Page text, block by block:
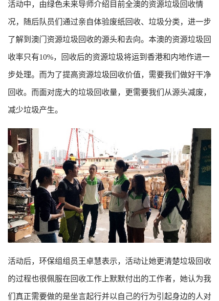
活动中，由绿色未来导师介绍目前全澳的资源垃圾回收情
况，随后队员们通过亲自体验废纸回收、垃圾分类，进一步
了解到澳门资源垃圾回收的源头和去向。本澳的资源垃圾回
收率只有10%，回收后的资源垃圾将运到香港和内地作进一
步处理。而为了提高资源垃圾回收价值，需要我们做好干净
回收。而面对庞大的垃圾回收量，更需要我们从源头减废，
减少垃圾产生。
活动后，环保组组员王卓慧表示，活动让她更清楚垃圾回收
的过程也很佩服在回收工作上默默付出的工作者，她认为我
们真正需要做的是坐言起行并以自己的行为引起身边的人对